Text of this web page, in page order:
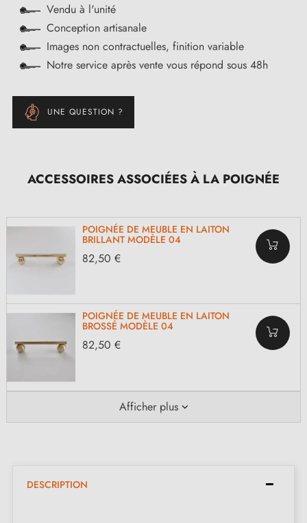
Vendu à l'unité
Conception artisanale
Images non contractuelles, finition variable
Notre service après vente vous répond sous 48h
UNE QUESTION ?
ACCESSOIRES ASSOCIÉES À LA POIGNÉE
POIGNÉE DE MEUBLE EN LAITON
BRILLANT MODÈLE 04
82,50 €
POIGNÉE DE MEUBLE EN LAITON
BROSSÉ MODÈLE 04
82,50 €
Afficher plus
DESCRIPTION